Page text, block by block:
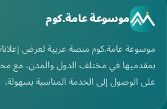
موسوعة عامة.كوم
موسوعة عامة.كوم منصة عربية لعرض
بمقدميها في مختلف الدول والمدن، مع
على الوصول إلى الخدمة المناسبة بسهولة.